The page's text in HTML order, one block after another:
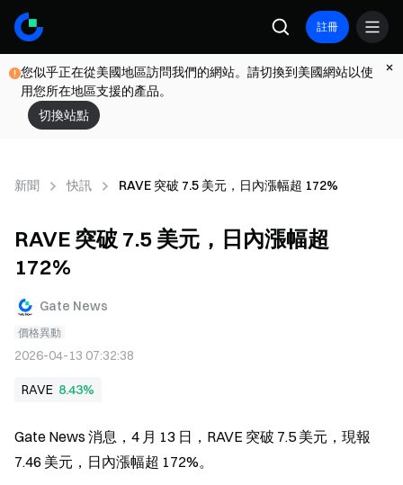
註冊
您似乎正在從美國地區訪問我們的網站。請切換到美國網站以使
用您所在地區支援的產品。
切換站點
新聞 快訊 RAVE 突破 7.5 美元，日內漲幅超 172%
RAVE 突破 7.5 美元，日內漲幅超
172%
Gate News
價格異動
2026-04-13 07:32:38
RAVE 8.43%
Gate News 消息，4 月 13 日，RAVE 突破 7.5 美元，現報
7.46 美元，日內漲幅超 172%。